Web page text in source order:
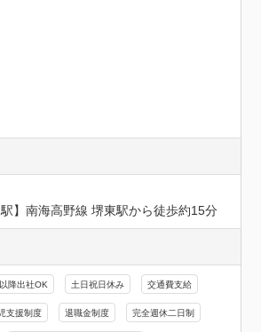
】南海高野線 堺東駅から徒歩約15分
降出社OK 土日祝日休み 交通費支給
支援制度 退職金制度 完全週休二日制